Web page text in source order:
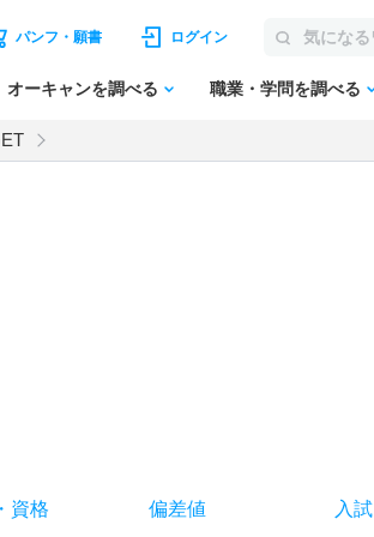
パンフ・願書 ログイン
オーキャンを調べる 職業・学問を調べる
資格 偏差値 入試